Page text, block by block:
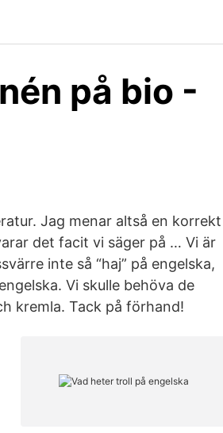
på bio -
Jag menar altså en korrekt
det facit vi säger på … Vi är
inte så “haj” på engelska,
Vi skulle behöva de
kremla. Tack på förhand!